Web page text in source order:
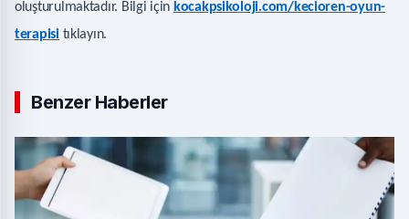
oluşturulmaktadır. Bilgi için kocakpsikoloji.com/kecioren-oyun-
terapisitıklayın.
Benzer Haberler